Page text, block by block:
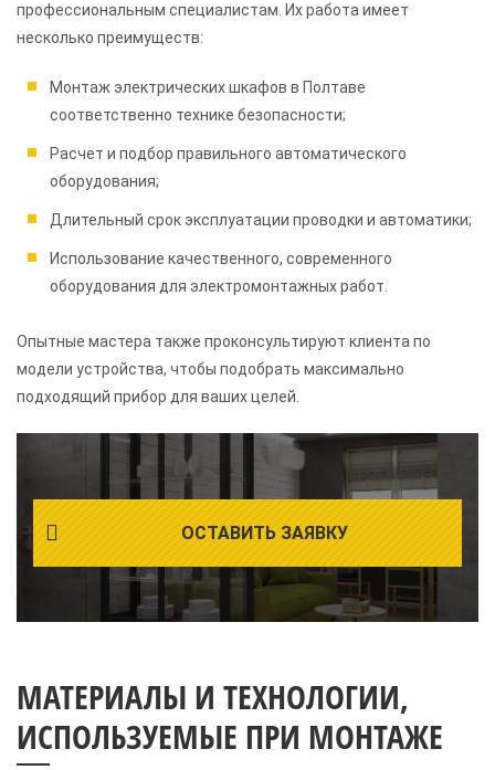
профессиональным специалистам. Их работа имеет
несколько преимуществ:
Монтаж электрических шкафов в Полтаве
соответственно технике безопасности;
Расчет и подбор правильного автоматического
оборудования;
Длительный срок эксплуатации проводки и автоматики;
Использование качественного, современного
оборудования для электромонтажных работ.
Опытные мастера также проконсультируют клиента по
модели устройства, чтобы подобрать максимально
подходящий прибор для ваших целей.
ОСТАВИТЬ ЗАЯВКУ
МАТЕРИАЛЫ И ТЕХНОЛОГИИ,
ИСПОЛЬЗУЕМЫЕ ПРИ МОНТАЖЕ